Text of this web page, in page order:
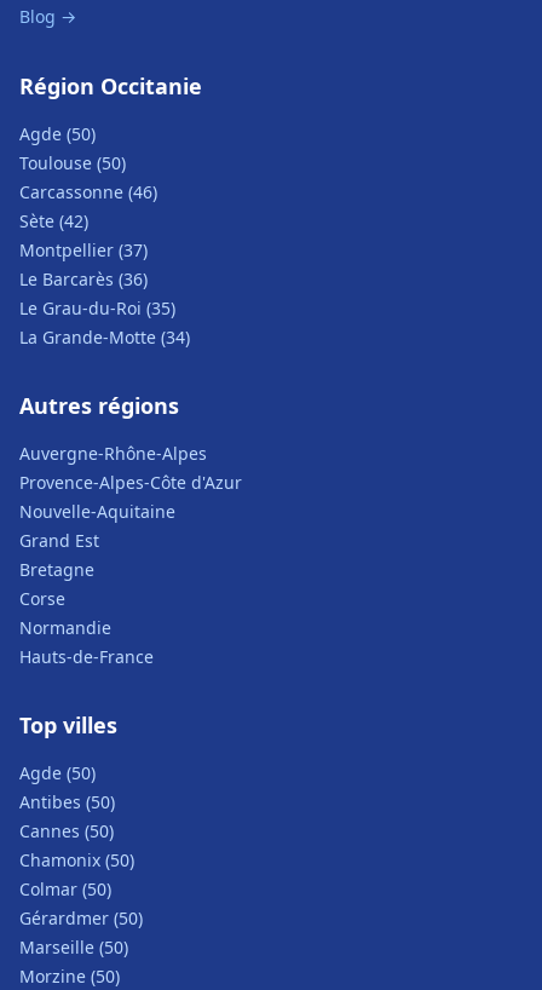
Blog →
Région Occitanie
Agde (50)
Toulouse (50)
Carcassonne (46)
Sète (42)
Montpellier (37)
Le Barcarès (36)
Le Grau-du-Roi (35)
La Grande-Motte (34)
Autres régions
Auvergne-Rhône-Alpes
Provence-Alpes-Côte d'Azur
Nouvelle-Aquitaine
Grand Est
Bretagne
Corse
Normandie
Hauts-de-France
Top villes
Agde (50)
Antibes (50)
Cannes (50)
Chamonix (50)
Colmar (50)
Gérardmer (50)
Marseille (50)
Morzine (50)